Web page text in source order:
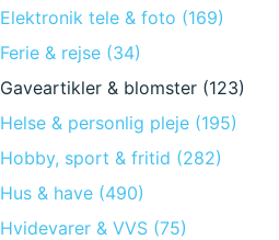
Elektronik tele & foto (169)
Ferie & rejse (34)
Gaveartikler & blomster (123)
Helse & personlig pleje (195)
Hobby, sport & fritid (282)
Hus & have (490)
Hvidevarer & VVS (75)